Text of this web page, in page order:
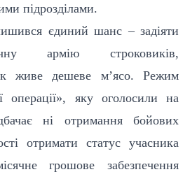
підрозділами.
єдиний шанс – задіяти
армію строковиків,
живе дешеве м’ясо. Режим
операції», яку оголосили на
ні отримання бойових
отримати статус учасника
грошове забезпечення